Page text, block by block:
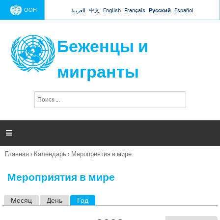
Jump to navigation
ООН العربية 中文 English Français Русский Español
Беженцы и
мигранты
п
и

Вы
Главная › Календарь › Мероприятия в мире
Мероприятия в мире
Месяц День Год